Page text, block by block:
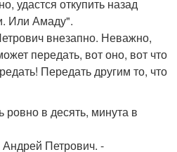
удастся откупить назад
Или Амаду".
внезапно. Неважно,
передать, вот оно, вот что
Передать другим то, что
в десять, минута в
Андрей Петрович. -